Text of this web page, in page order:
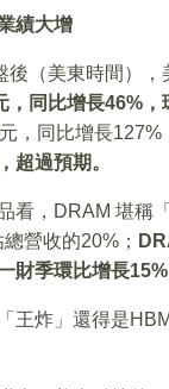
績大增
後（美東時間），
，同比增長46%，
，同比增長127%
超過預期。
看，DRAM 堪稱
營收的20%；
財季環比增長15%
王炸」還得是